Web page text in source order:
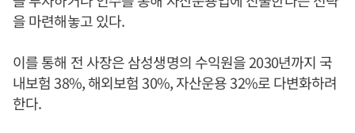
을 마련해놓고 있다.
이를 통해 전 사장은 삼성생명의 수익원을 2030년까지 국
내보험 38%, 해외보험 30%, 자산운용 32%로 다변화하려
한다.